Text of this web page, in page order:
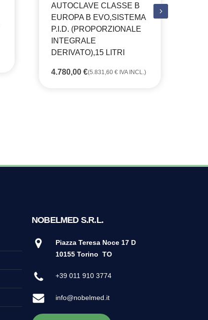
AUTOCLAVE CLASSE B
EUROPA B EVO,SISTEMA
P.I.D. (PROPORZIONALE
INTEGRALE
DERIVATO),15 LITRI
4.780,00 €(5.831,60 € IVA INCL.)
NOBELMED S.R.L.
Piazza Teresa Noce 17 D
10155 Torino TO
+39 011 910 3774
info@nobelmed.it